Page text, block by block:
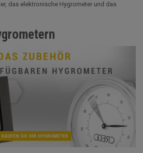
das elektronische Hygrometer und das